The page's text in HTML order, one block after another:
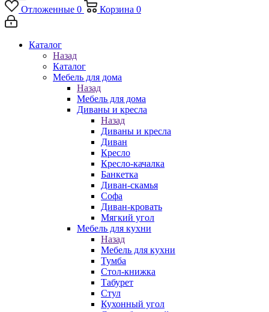
Отложенные 0 Корзина 0
Каталог
Назад
Каталог
Мебель для дома
Назад
Мебель для дома
Диваны и кресла
Назад
Диваны и кресла
Диван
Кресло
Кресло-качалка
Банкетка
Диван-скамья
Софа
Диван-кровать
Мягкий угол
Мебель для кухни
Назад
Мебель для кухни
Тумба
Стол-книжка
Табурет
Стул
Кухонный угол